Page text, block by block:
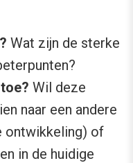
Wat zijn de sterke
Wil deze
naar een andere
ontwikkeling) of
in de huidige